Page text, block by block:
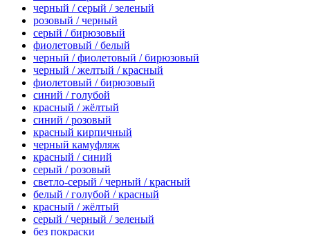
черный / серый / зеленый
розовый / черный
серый / бирюзовый
фиолетовый / белый
черный / фиолетовый / бирюзовый
черный / желтый / красный
фиолетовый / бирюзовый
синий / голубой
красный / жёлтый
синий / розовый
красный кирпичный
черный камуфляж
красный / синий
серый / розовый
светло-серый / черный / красный
белый / голубой / красный
красный / жёлтый
серый / черный / зеленый
без покраски